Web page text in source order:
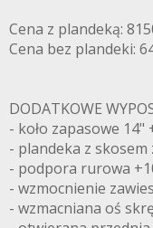
Cena z plandeką:
Cena bez plandeki:
DODATKOWE
- koło zapasowe 14"
- plandeka z skosem
- podpora rurowa
- wzmocnienie
- wzmacniana oś